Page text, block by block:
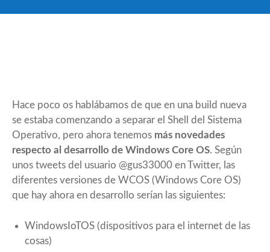
Hace poco os hablábamos de que en una build nueva
se estaba comenzando a separar el Shell del Sistema
Operativo, pero ahora tenemos más novedades
respecto al desarrollo de Windows Core OS. Según
unos tweets del usuario @gus33000 en Twitter, las
diferentes versiones de WCOS (Windows Core OS)
que hay ahora en desarrollo serían las siguientes:
WindowsIoTOS (dispositivos para el internet de las
cosas)